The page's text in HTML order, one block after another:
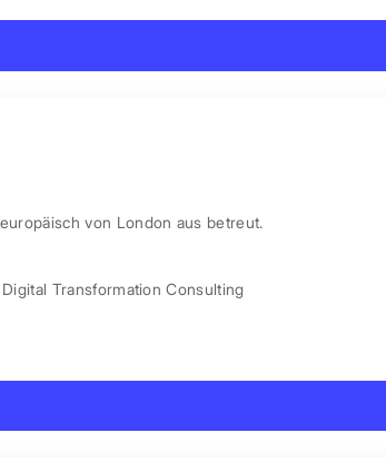
von London aus betreut.
Digital Transformation Consulting